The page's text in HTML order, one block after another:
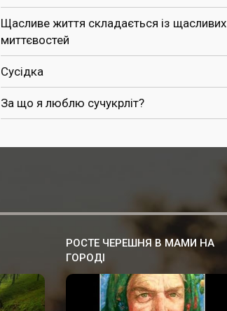
Щасливе життя складається із щасливих
миттєвостей
Сусідка
За що я люблю сучукрліт?
РОСТЕ ЧЕРЕШНЯ В МАМИ НА
ГОРОДІ